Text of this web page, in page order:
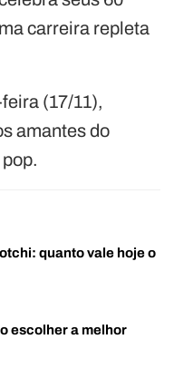
carreira repleta
(17/11),
amantes do
quanto vale hoje o
escolher a melhor